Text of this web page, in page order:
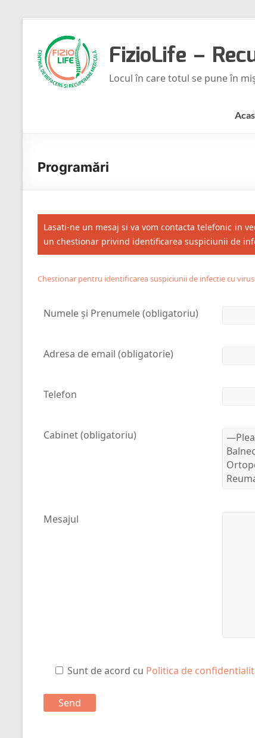
content
FizioLife –
Locul în care totul se pune în
Programări
Lasati-ne un mesaj si va vom contacta telefonic in
un chestionar privind identificarea suspiciunii de
Chestionar pentru identificarea suspiciunii de infectie cu
Numele și Prenumele (obligatoriu)
Adresa de email (obligatorie)
Telefon
Cabinet (obligatoriu)
Mesajul
Sunt de acord cu Politica de